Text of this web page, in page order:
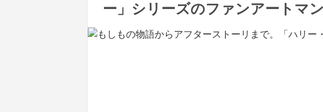
ー」シリーズのファンアートマ